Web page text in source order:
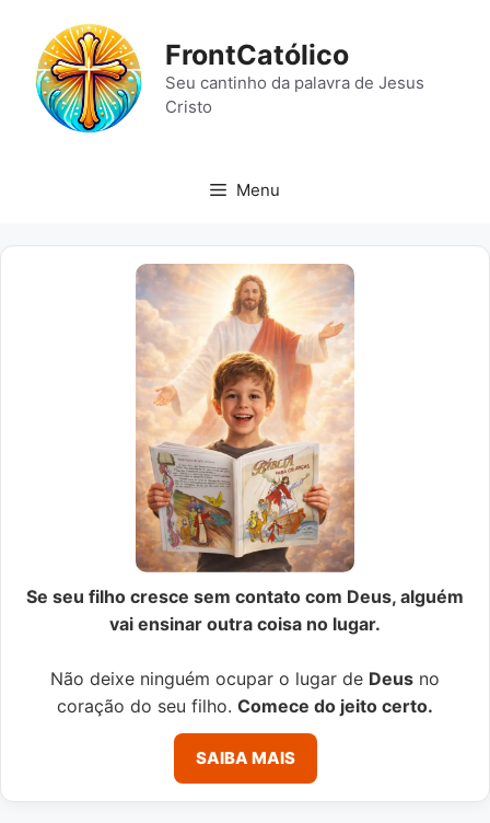
conteúdo
FrontCatólico
Seu cantinho da palavra de Jesus
Cristo
Menu
Se seu filho cresce sem contato com Deus, alguém
vai ensinar outra coisa no lugar.
Não deixe ninguém ocupar o lugar de Deus no
coração do seu filho. Comece do jeito certo.
SAIBA MAIS